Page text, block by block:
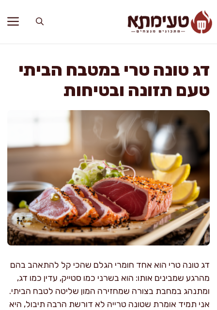
לתוכן
דג טונה טרי במטבח הביתי
טעם תזונה ובטיחות
דג טונה טרי הוא אחד חומרי הגלם שהכי קל להתאהב בהם
מהרגע שמבינים אותו: הוא בשרני כמו סטייק, עדין כמו דג,
ומתנהג במחבת בצורה שמחזירה המון שליטה לטבח הביתי.
אני תמיד אומרת שטונה טרייה לא דורשת הרבה תיבול, היא